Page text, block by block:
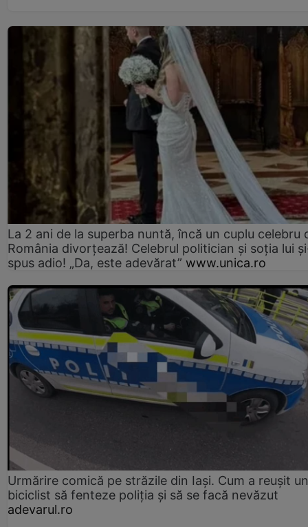
La 2 ani de la superba nuntă, încă un cuplu celebru
România divorțează! Celebrul politician și soția lui
spus adio! „Da, este adevărat” www.unica.ro
Urmărire comică pe străzile din Iași. Cum a reușit un
biciclist să fenteze poliția și să se facă nevăzut
adevarul.ro